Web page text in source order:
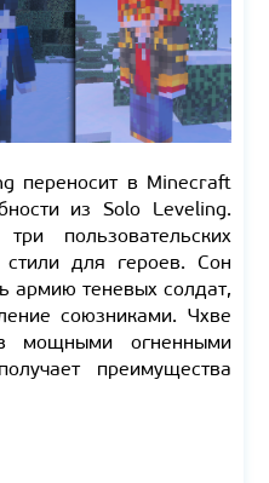
переносит в Minecraft
из Solo Leveling.
пользовательских
для героев. Сон
армию теневых солдат,
союзниками. Чхве
мощными огненными
преимущества